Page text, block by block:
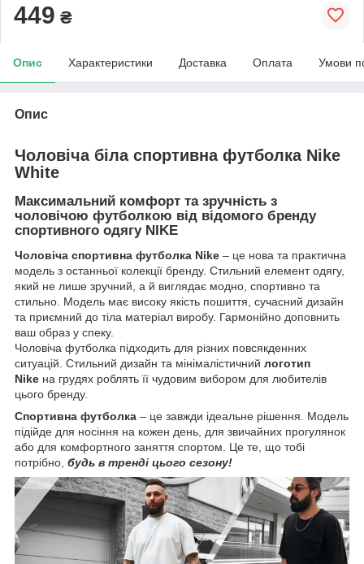
449 ₴
Опис Характеристики Доставка Оплата Умови
Опис
Чоловіча біла спортивна футболка Nike
White
Максимальний комфорт та зручність з
чоловічою футболкою від відомого бренду
спортивного одягу NIKE
Чоловіча спортивна футболка Nike – це нова та практична
модель з останньої колекції бренду. Стильний елемент одягу,
який не лише зручний, а й виглядає модно, спортивно та
стильно. Модель має високу якість пошиття, сучасний дизайн
та приємний до тіла матеріал виробу. Гармонійно доповнить
ваш образ у спеку.
Чоловіча футболка підходить для різних повсякденних
ситуацій. Стильний дизайн та мінімалістичний логотип
Nike на грудях роблять її чудовим вибором для любителів
цього бренду.
Спортивна футболка – це завжди ідеальне рішення. Модель
підійде для носіння на кожен день, для звичайних прогулянок
або для комфортного заняття спортом. Це те, що тобі
потрібно, будь в тренді цього сезону!